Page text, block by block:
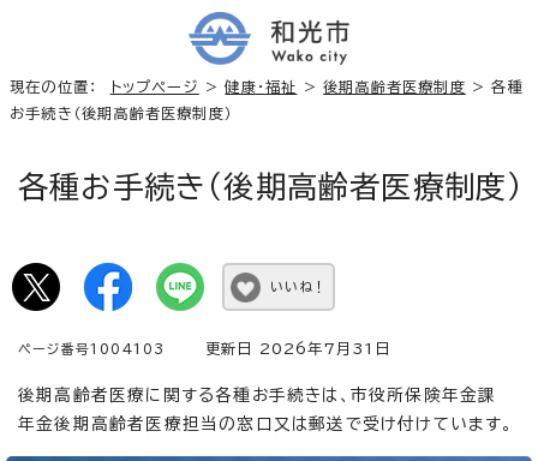
現在の位置： トップページ >健康・福祉 >後期高齢者医療制度 > 各種
お手続き（後期高齢者医療制度）
各種お手続き（後期高齢者医療制度）
いいね！
ページ番号1004103 更新日 2026年7月31日
後期高齢者医療に関する各種お手続きは、市役所保険年金課
年金後期高齢者医療担当の窓口又は郵送で受け付けています。